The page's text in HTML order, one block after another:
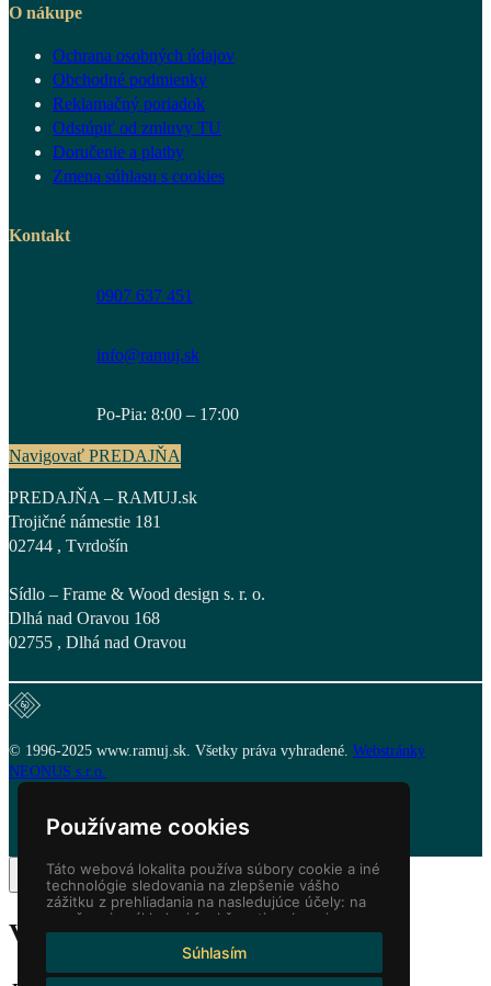
Používame cookies
Táto webová lokalita používa súbory cookie a iné
technológie sledovania na zlepšenie vášho
zážitku z prehliadania na nasledujúce účely: na
umožnenie základnej funkčnosti webovej
stránky,pre lepší zážitok na webe,na meranie
vášho záujmu o naše produkty a služby a na
Súhlasím
O nákupe
Ochrana osobných údajov
Obchodné podmienky
Reklamačný poriadok
Odstúpiť od zmluvy TU
Doručenie a platby
Zmena súhlasu s cookies
Kontakt
0907 637 451
info@ramuj.sk
Po-Pia: 8:00 – 17:00
Navigovať PREDAJŇA
PREDAJŇA – RAMUJ.sk
Trojičné námestie 181
02744 , Tvrdošín
Sídlo – Frame & Wood design s. r. o.
Dlhá nad Oravou 168
02755 , Dlhá nad Oravou
© 1996-2025 www.ramuj.sk. Všetky práva vyhradené. Webstránky
NEONUS s.r.o.
Váš košík(items: 0)